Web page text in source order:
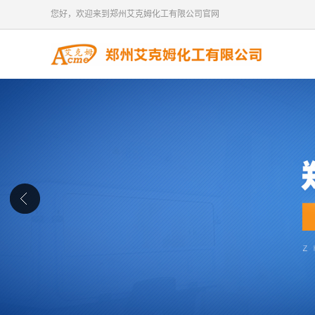
您好，欢迎来到郑州艾克姆化工有限公司官网